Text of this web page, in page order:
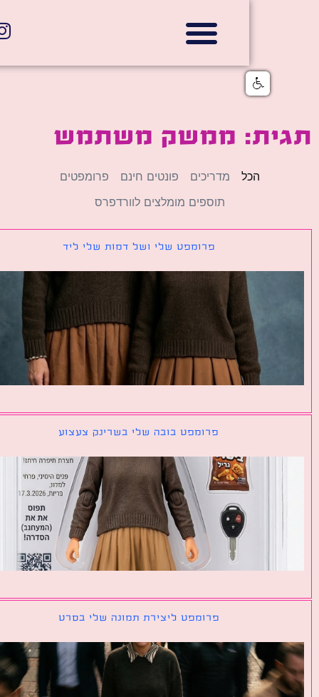
ממשק משתמש
מדריכים פונטים חינם
פרומפטים
תוספים מומלצים לוורדפרס
פרומפט שלי ושל דמות שלי ליד
פרומפט בובה שלי בשרינק צעצוע
פרומפט ליצירת תמונה שלי בסרט